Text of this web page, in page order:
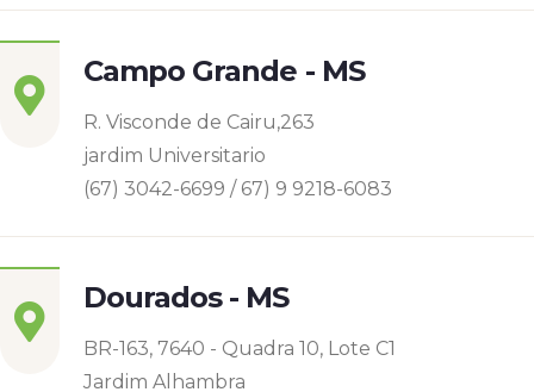
Campo Grande - MS
R. Visconde de Cairu,263
jardim Universitario
(67) 3042-6699 / 67) 9 9218-6083
Dourados - MS
BR-163, 7640 - Quadra 10, Lote C1
Jardim Alhambra